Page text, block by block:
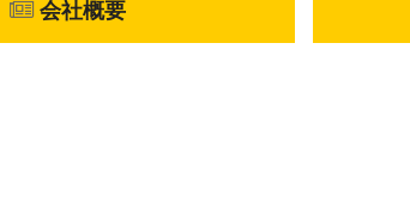
会社概要